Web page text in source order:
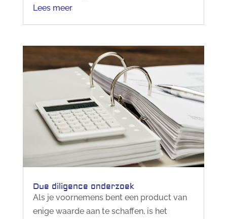
Lees meer
Due diligence onderzoek
Als je voornemens bent een product van
enige waarde aan te schaffen, is het